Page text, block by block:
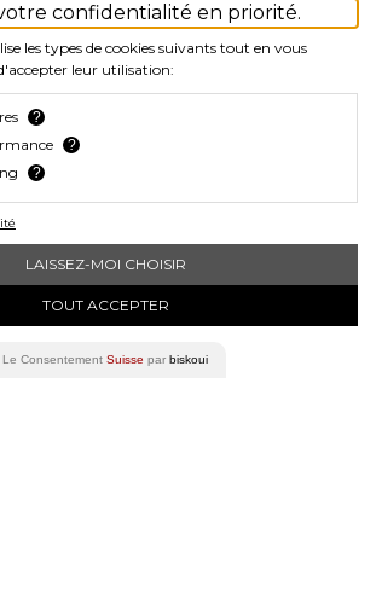
:4 aérations pour
maximal.
:Recharge rapide en USB-C
de 3h à 16h).
:
(vélo électrique), vélo de
dès maintenant votre
Nyxelet rejoignez la
de cyclistes
avec style, roulez en
!
confidentialité en priorité.
les types de cookies suivants tout en vous
leur utilisation:
?
?
?
LAISSEZ-MOI CHOISIR
TOUT ACCEPTER
Le Consentement Suisse par biskoui